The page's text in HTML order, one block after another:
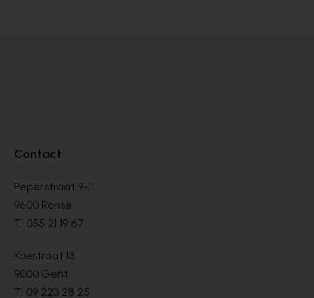
Contact
Peperstraat 9-11
9600 Ronse
T. 055 21 19 67
Koestraat 13
9000 Gent
T. 09 223 28 25